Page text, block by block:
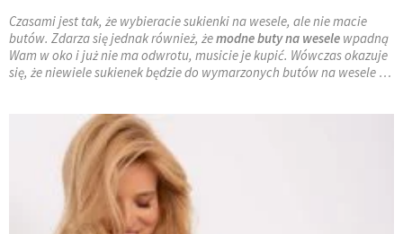
Czasami jest tak, że wybieracie sukienki na wesele, ale nie macie
butów. Zdarza się jednak również, żemodne buty na wesele wpadną
Wam w oko i już nie ma odwrotu, musicie je kupić. Wówczas okazuje
się, że niewiele sukienek będzie do wymarzonych butów na wesele …